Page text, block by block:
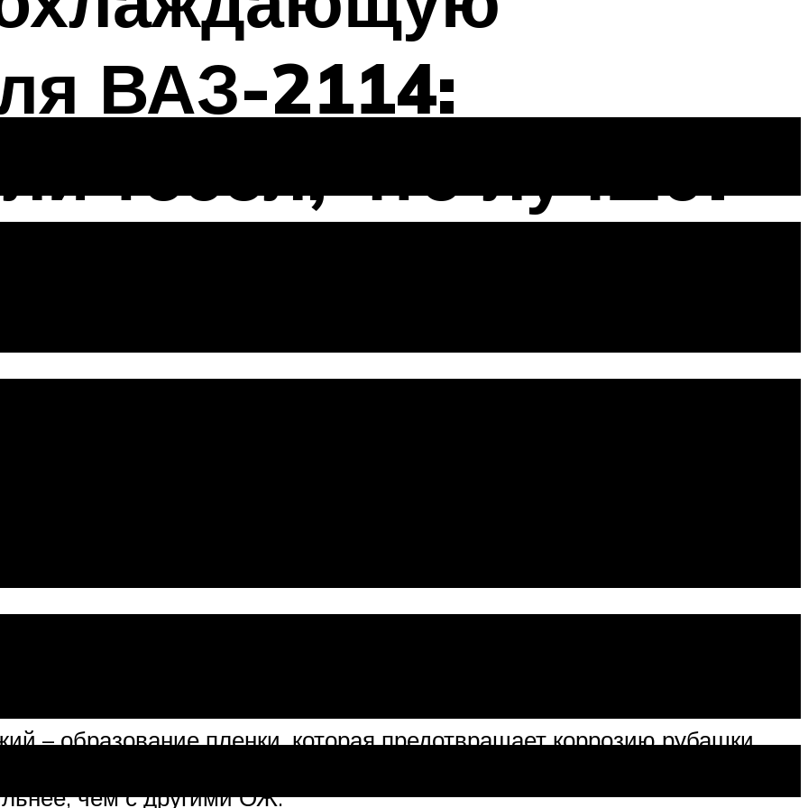
ВАЗ-2114:
тосол, что лучше?
и возможная совместимость, произвожу сравнение
зеленый. Сравнивая свойства тосола с антифризом этой маркировки,
соответствует импортной маркировке G11.
– образование пленки, которая предотвращает коррозию рубашки
шланги. Недостатки одинаковые – пленка снижает
чем с другими ОЖ.